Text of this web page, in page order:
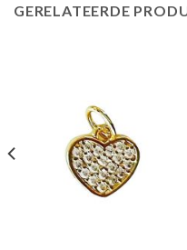
GERELATEERDE